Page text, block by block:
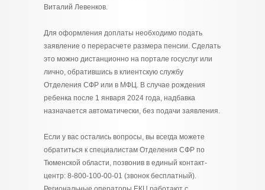
Виталий Левенков.
Для оформления доплаты необходимо подать
заявление о перерасчете размера пенсии. Сделать
это можно дистанционно на портале госуслуг или
лично, обратившись в клиентскую службу
Отделения СФР или в МФЦ. В случае рождения
ребенка после 1 января 2024 года, надбавка
назначается автоматически, без подачи заявления.
Если у вас остались вопросы, вы всегда можете
обратиться к специалистам Отделения СФР по
Тюменской области, позвонив в единый контакт-
центр: 8-800-100-00-01 (звонок бесплатный).